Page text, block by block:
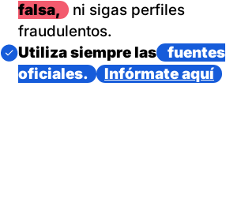
falsa,
ni sigas perfiles
fraudulentos.
Imagen
Utiliza siempre las
fuentes
oficiales.
Infórmate aquí